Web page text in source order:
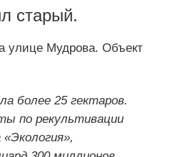
старый.
улице Мудрова. Объект
более 25 гектаров.
по рекультивации